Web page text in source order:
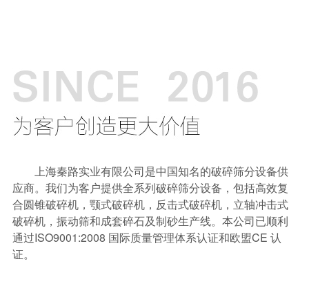
上海秦路实业有限公司是中国知名的破碎筛分设备供
应商。我们为客户提供全系列破碎筛分设备，包括高效复
合圆锥破碎机，颚式破碎机，反击式破碎机，立轴冲击式
破碎机，振动筛和成套碎石及制砂生产线。本公司已顺利
通过ISO9001:2008 国际质量管理体系认证和欧盟CE 认
证。